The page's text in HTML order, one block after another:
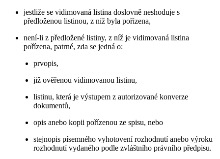
jestliže se vidimovaná listina doslovně neshoduje s
předloženou listinou, z níž byla pořízena,
není-li z předložené listiny, z níž je vidimovaná listina
pořízena, patrné, zda se jedná o:
prvopis,
již ověřenou vidimovanou listinu,
listinu, která je výstupem z autorizované konverze
dokumentů,
opis anebo kopii pořízenou ze spisu, nebo
stejnopis písemného vyhotovení rozhodnutí anebo výroku
rozhodnutí vydaného podle zvláštního právního předpisu.